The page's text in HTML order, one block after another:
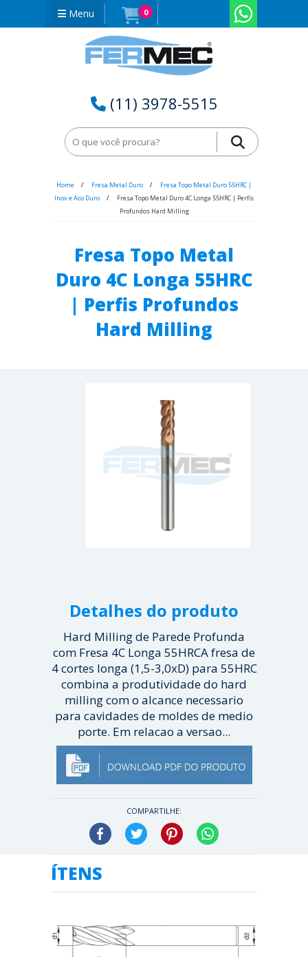
Menu 0
(11) 3978-5515
Home Fresa Metal Duro
Fresa Topo Metal Duro 55HRC |
Inox e Aco Duro
Fresa Topo Metal Duro 4C Longa 55HRC | Perfis
Profundos Hard Milling
Fresa Topo Metal
Duro 4C Longa 55HRC
| Perfis Profundos
Hard Milling
Detalhes do produto
Hard Milling de Parede Profunda
com Fresa 4C Longa 55HRCA fresa de
4 cortes longa (1,5-3,0xD) para 55HRC
combina a produtividade do hard
milling com o alcance necessario
para cavidades de moldes de medio
porte. Em relacao a versao...
[ Veja mais ]
COMPARTILHE:
Facebook Twitter Pinterest
ÍTENS